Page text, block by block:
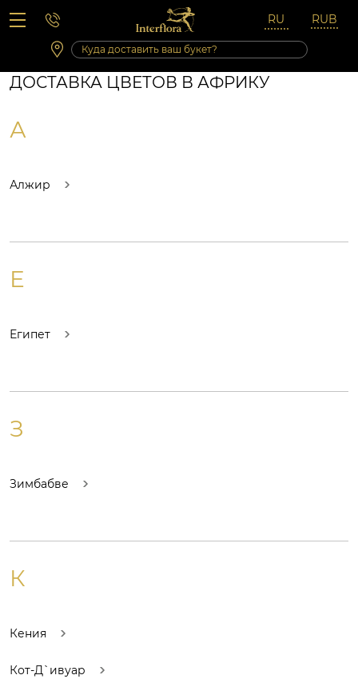
Вопросы-ответы
Сб 10:00 ‐ 14:00
Выходные и праздничные дни
ДОСТАВКА ЦВЕТОВ В АФРИКУ
А
Алжир
Е
Египет
З
Зимбабве
К
Кения
Кот-Д`ивуар